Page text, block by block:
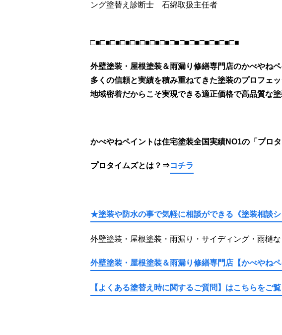
ング塗替え診断士 石綿取扱主任者
□■□■□■□■□■□■□■□■□■□■□■□■□■□■□■
外壁塗装・屋根塗装＆雨漏り修繕専門店のかべやね
多くの信頼と実績を積み重ねてきた塗装のプロフェッ
地域密着だからこそ実現できる適正価格で高品質な
かべやねペイントは住宅塗装全国実績NO1の「プロ
プロタイムズとは ？⇒コチラ
★塗装や防水の事で気軽に相談ができる 《塗装相談
外壁塗装・屋根塗装・雨漏り・サイディング・雨樋
外壁塗装・屋根塗装＆雨漏り修繕専門店【かべやねペ
【よくある塗替え時に関するご質問】 はこちらをご覧